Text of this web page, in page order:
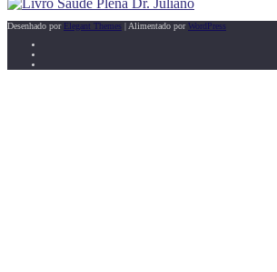
Desenhado por Elegant Themes | Alimentado porWordPress